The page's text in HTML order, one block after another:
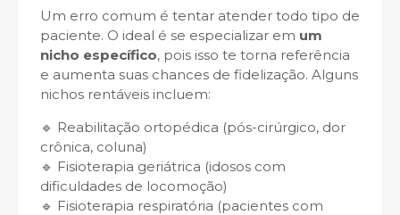
Um erro comum é tentar atender todo tipo de
paciente. O ideal é se especializar em um
nicho específico, pois isso te torna referência
e aumenta suas chances de fidelização. Alguns
nichos rentáveis incluem:
🔹 Reabilitação ortopédica (pós-cirúrgico, dor
crônica, coluna)
🔹 Fisioterapia geriátrica (idosos com
dificuldades de locomoção)
🔹 Fisioterapia respiratória (pacientes com